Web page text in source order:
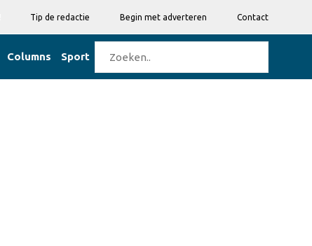
Tip de redactie Begin met adverteren Contact
Columns Sport